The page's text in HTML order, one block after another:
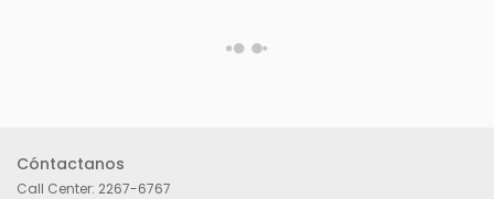
Cóntactanos
Call Center: 2267-6767